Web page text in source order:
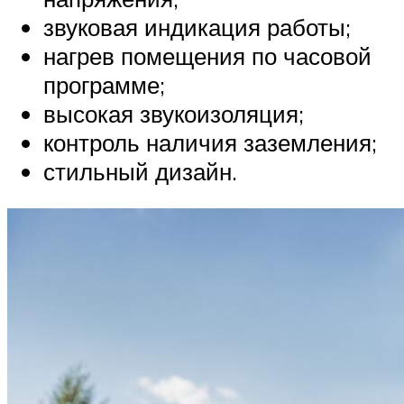
звуковая индикация работы;
нагрев помещения по часовой
программе;
высокая звукоизоляция;
контроль наличия заземления;
стильный дизайн.